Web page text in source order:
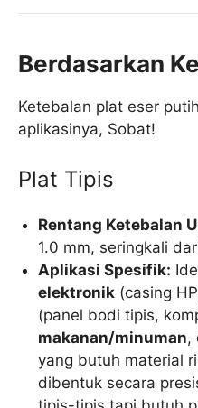
Berdasarkan
Ketebalan plat eser
aplikasinya, Sobat!
Plat Tipis
Rentang Ketebalan
1.0 mm, seringkali
Aplikasi Spesifik:
elektronik (casing
(panel bodi tipis,
makanan/minuman,
yang butuh material
dibentuk secara